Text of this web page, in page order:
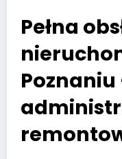
Pełna